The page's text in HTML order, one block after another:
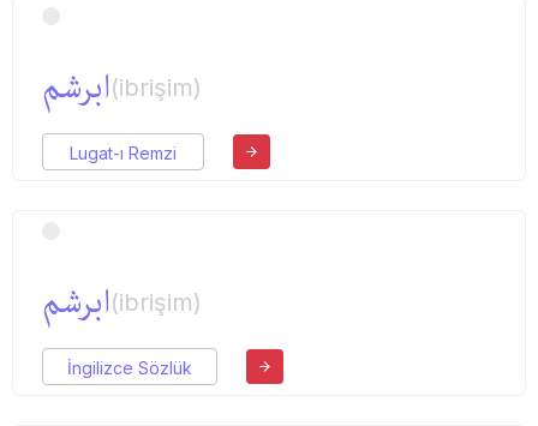
ابرشم(ibrişim)
Lugat-ı Remzi
ابرشم(ibrişim)
İngilizce Sözlük